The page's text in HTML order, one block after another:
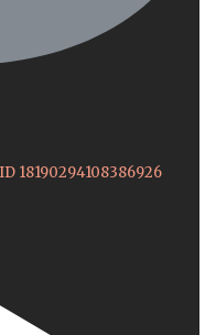
18190294108386926